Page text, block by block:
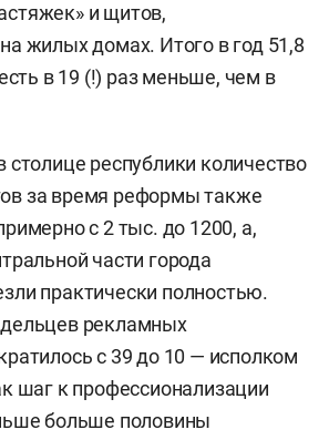
и щитов,
жилых домах. Итого в год 51,8
в 19 (!) раз меньше, чем в
республики количество
за время реформы также
с 2 тыс. до 1200, а,
части города
практически полностью.
рекламных
с 39 до 10 — исполком
шаг к профессионализации
больше половины